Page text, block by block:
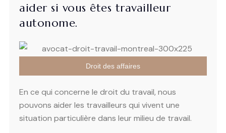
aider si vous êtes travailleur
autonome.
Droit des affaires
En ce qui concerne le droit du travail, nous
pouvons aider les travailleurs qui vivent une
situation particulière dans leur milieu de travail.